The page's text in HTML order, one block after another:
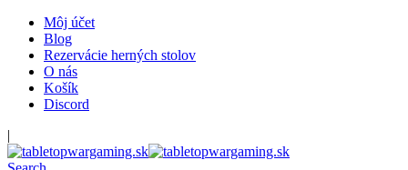
Môj účet
Blog
Rezervácie herných stolov
O nás
Košík
Discord
|